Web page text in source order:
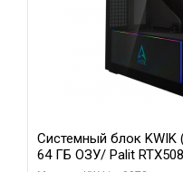
Системный блок KWIK
64 ГБ ОЗУ/ Palit